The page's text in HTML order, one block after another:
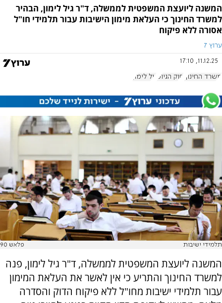
המשנה ליועצת המשפטית לממשלה, ד"ר גיל לימון, הבהיר
למשרד החינוך כי העלאת מימון הישיבות עבור תלמידי חו"ל
אסורה ללא פיקוח
ערוץ 7
11.12.25, 17:10
משרד החינוך חוק הגיוס גיל לימון
תלמידי ישיבות פלאש 90
המשנה ליועצת המשפטית לממשלה, ד"ר גיל לימון, פנה
למשרד החינוך והתריע כי אין לאשר את העלאת המימון
עבור תלמידי ישיבות מחו"ל ללא פיקוח הדוק והסדרה